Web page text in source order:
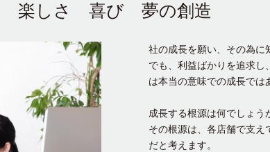
楽しさ 喜び 夢の創造
社の成長を願い、その為に
でも、利益ばかりを追求し
は本当の意味での成長では
成長する根源は何でしょう
その根源は、各店舗で支え
だと考えます。